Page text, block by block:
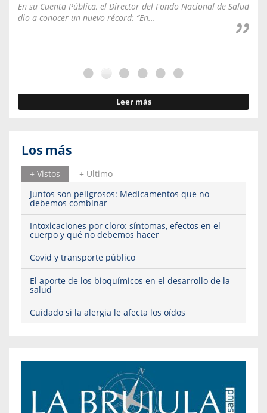
En su Cuenta Pública, el Director del Fondo Nacional de Salud
dio a conocer un nuevo récord: “En...
Leer más
Los más
+ Vistos
+ Ultimo
Juntos son peligrosos: Medicamentos que no
debemos combinar
Intoxicaciones por cloro: síntomas, efectos en el
cuerpo y qué no debemos hacer
Covid y transporte público
El aporte de los bioquímicos en el desarrollo de la
salud
Cuidado si la alergia le afecta los oídos